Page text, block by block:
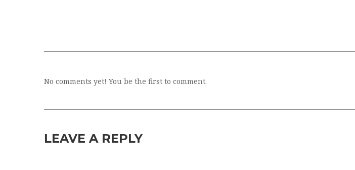
No comments yet! You be the first to comment.
LEAVE A REPLY